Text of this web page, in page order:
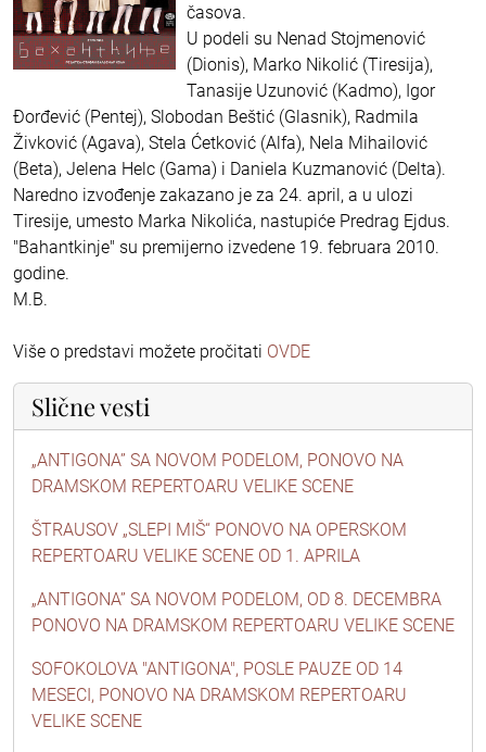
časova.
U podeli su Nenad Stojmenović
(Dionis), Marko Nikolić (Tiresija),
Tanasije Uzunović (Kadmo), Igor
Đorđević (Pentej), Slobodan Beštić (Glasnik), Radmila
Živković (Agava), Stela Ćetković (Alfa), Nela Mihailović
(Beta), Jelena Helc (Gama) i Daniela Kuzmanović (Delta).
Naredno izvođenje zakazano je za 24. april, a u ulozi
Tiresije, umesto Marka Nikolića, nastupiće Predrag Ejdus.
"Bahantkinje" su premijerno izvedene 19. februara 2010.
godine.
M.B.
Više o predstavi možete pročitati OVDE
Slične vesti
„ANTIGONA” SA NOVOM PODELOM, PONOVO NA
DRAMSKOM REPERTOARU VELIKE SCENE
ŠTRAUSOV „SLEPI MIŠ“ PONOVO NA OPERSKOM
REPERTOARU VELIKE SCENE OD 1. APRILA
„ANTIGONA” SA NOVOM PODELOM, OD 8. DECEMBRA
PONOVO NA DRAMSKOM REPERTOARU VELIKE SCENE
SOFOKOLOVA "ANTIGONA", POSLE PAUZE OD 14
MESECI, PONOVO NA DRAMSKOM REPERTOARU
VELIKE SCENE